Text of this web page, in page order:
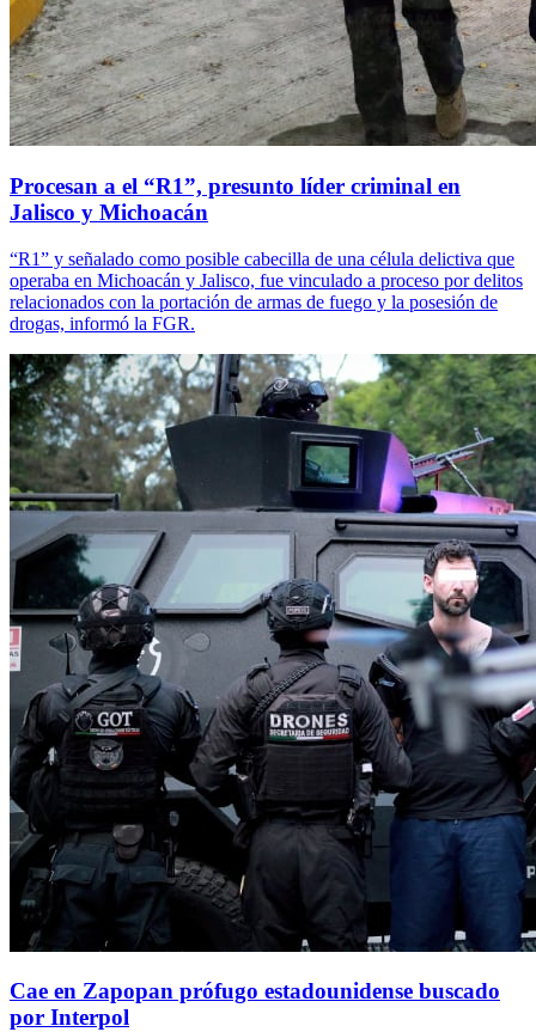
Procesan a el “R1”, presunto líder criminal en
Jalisco y Michoacán
“R1” y señalado como posible cabecilla de una célula delictiva que
operaba en Michoacán y Jalisco, fue vinculado a proceso por delitos
relacionados con la portación de armas de fuego y la posesión de
drogas, informó la FGR.
Cae en Zapopan prófugo estadounidense buscado
por Interpol